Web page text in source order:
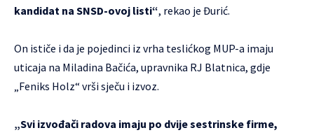
kandidat na SNSD-ovoj listi“, rekao je Đurić.
On ističe i da je pojedinci iz vrha teslićkog MUP-a imaju
uticaja na Miladina Bačića, upravnika RJ Blatnica, gdje
„Feniks Holz“ vrši sječu i izvoz.
„Svi izvođači radova imaju po dvije sestrinske firme,